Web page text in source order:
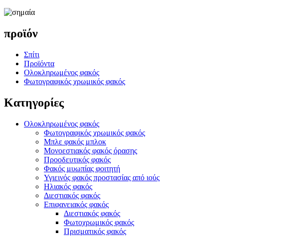
προϊόν
Σπίτι
Προϊόντα
Ολοκληρωμένος φακός
Φωτογραφικός χρωμικός φακός
Κατηγορίες
Ολοκληρωμένος φακός
Φωτογραφικός χρωμικός φακός
Μπλε φακός μπλοκ
Μονοεστιακός φακός όρασης
Προοδευτικός φακός
Φακός μυωπίας φοιτητή
Υγιεινός φακός προστασίας από ιούς
Ηλιακός φακός
Διεστιακός φακός
Επιφανειακός φακός
Διεστιακός φακός
Φωτοχρωμικός φακός
Πρισματικός φακός